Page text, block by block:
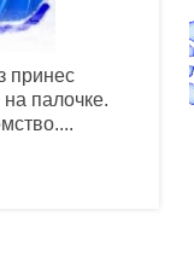
принес
палочке.